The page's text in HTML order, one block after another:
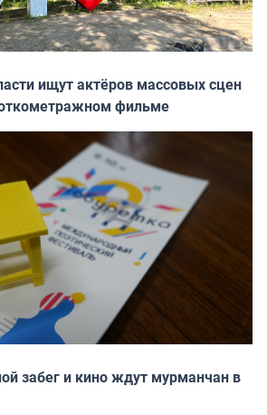
ищут актёров массовых сцен
фильме
забег и кино ждут мурманчан в